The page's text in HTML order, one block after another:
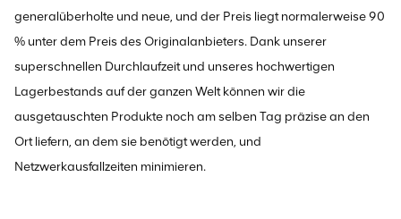
generalüberholte und neue, und der Preis liegt normalerweise 90
% unter dem Preis des Originalanbieters. Dank unserer
superschnellen Durchlaufzeit und unseres hochwertigen
Lagerbestands auf der ganzen Welt können wir die
ausgetauschten Produkte noch am selben Tag präzise an den
Ort liefern, an dem sie benötigt werden, und
Netzwerkausfallzeiten minimieren.